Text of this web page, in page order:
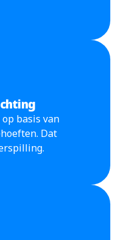
basis van
Dat